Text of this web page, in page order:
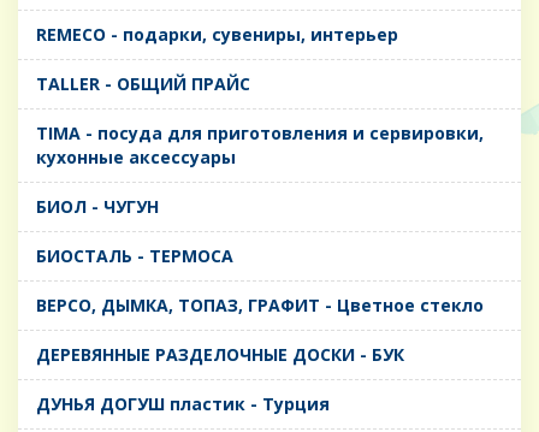
REMECO - подарки, сувениры, интерьер
TALLER - ОБЩИЙ ПРАЙС
TIMA - посуда для приготовления и сервировки,
кухонные аксессуары
БИОЛ - ЧУГУН
БИОСТАЛЬ - ТЕРМОСА
ВЕРСО, ДЫМКА, ТОПАЗ, ГРАФИТ - Цветное стекло
ДЕРЕВЯННЫЕ РАЗДЕЛОЧНЫЕ ДОСКИ - БУК
ДУНЬЯ ДОГУШ пластик - Турция